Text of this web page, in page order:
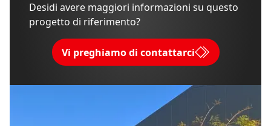
Desidi avere maggiori informazioni su questo
progetto di riferimento?
Vi preghiamo di contattarci